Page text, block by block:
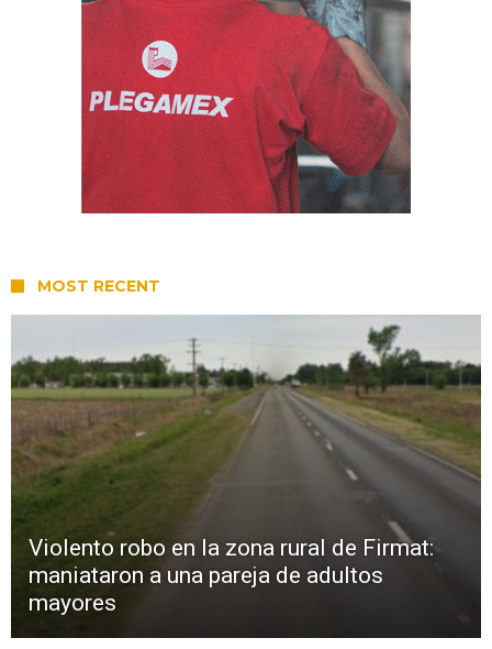
MOST RECENT
Violento robo en la zona rural de Firmat:
maniataron a una pareja de adultos
mayores